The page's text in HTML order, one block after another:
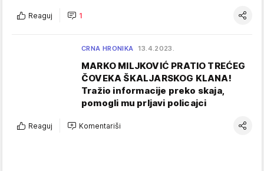
Reaguj 1
CRNA HRONIKA 13.4.2023.
MARKO MILJKOVIĆ PRATIO TREĆEG
ČOVEKA ŠKALJARSKOG KLANA!
Tražio informacije preko skaja,
pomogli mu prljavi policajci
Reaguj Komentariši